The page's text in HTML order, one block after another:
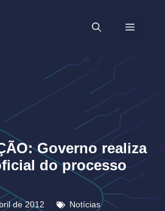
MENU
Governo realiza
do processo
de 2012 Notícias